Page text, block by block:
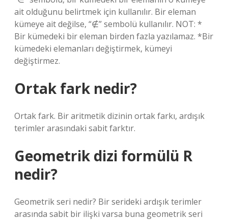
ait olduğunu belirtmek için kullanılır. Bir eleman
kümeye ait değilse, “∉” sembolü kullanılır. NOT: *
Bir kümedeki bir eleman birden fazla yazılamaz. *Bir
kümedeki elemanları değiştirmek, kümeyi
değiştirmez.
Ortak fark nedir?
Ortak fark. Bir aritmetik dizinin ortak farkı, ardışık
terimler arasındaki sabit farktır.
Geometrik dizi formülü R
nedir?
Geometrik seri nedir? Bir serideki ardışık terimler
arasında sabit bir ilişki varsa buna geometrik seri